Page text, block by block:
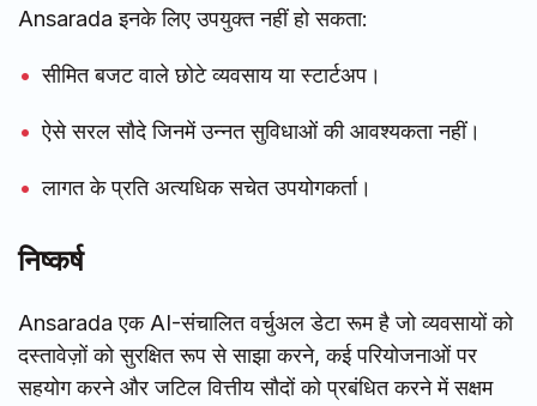
Ansarada इनके लिए उपयुक्त नहीं हो सकता:
सीमित बजट वाले छोटे व्यवसाय या स्टार्टअप।
ऐसे सरल सौदे जिनमें उन्नत सुविधाओं की आवश्यकता नहीं।
लागत के प्रति अत्यधिक सचेत उपयोगकर्ता।
निष्कर्ष
Ansarada एक AI-संचालित वर्चुअल डेटा रूम है जो व्यवसायों को
दस्तावेज़ों को सुरक्षित रूप से साझा करने, कई परियोजनाओं पर
सहयोग करने और जटिल वित्तीय सौदों को प्रबंधित करने में सक्षम